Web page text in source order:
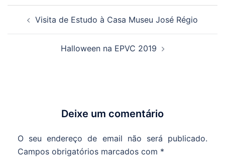
Visita de Estudo à Casa Museu José Régio
Halloween na EPVC 2019
Deixe um comentário
O seu endereço de email não será publicado.
Campos obrigatórios marcados com *